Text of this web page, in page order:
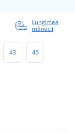
Lungimea
mânecii
43 45